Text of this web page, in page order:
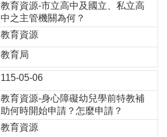
教育資源-市立高中及國立、私立高
中之主管機關為何？
教育資源
教育局
115-05-06
教育資源-身心障礙幼兒學前特教補
助何時開始申請？怎麼申請？
教育資源